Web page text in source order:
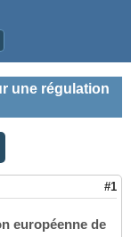
une régulation
#1
européenne de